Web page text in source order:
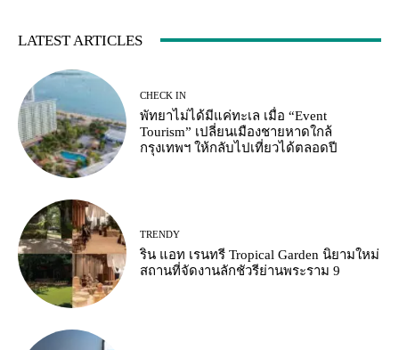
LATEST ARTICLES
CHECK IN
พัทยาไม่ได้มีแค่ทะเล เมื่อ “Event
Tourism” เปลี่ยนเมืองชายหาดใกล้
กรุงเทพฯ ให้กลับไปเที่ยวได้ตลอดปี
TRENDY
ริน แอท เรนทรี Tropical Garden นิยามใหม่
สถานที่จัดงานลักชัวรีย่านพระราม 9